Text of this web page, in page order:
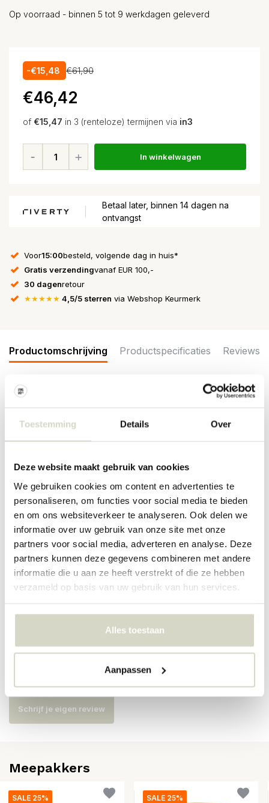
Toestemming Details Over
Deze website maakt gebruik van cookies
We gebruiken cookies om content en advertenties te
personaliseren, om functies voor social media te bieden
en om ons websiteverkeer te analyseren. Ook delen we
informatie over uw gebruik van onze site met onze
partners voor social media, adverteren en analyse. Deze
partners kunnen deze gegevens combineren met andere
informatie die u aan ze heeft verstrekt of die ze hebben
verzameld op basis van uw gebruik van hun services.
Alles toestaan
Aanpassen
Op voorraad - binnen 5 tot 9 werkdagen geleverd
-€15,48 €61,90
€46,42
of €15,47 in 3 (renteloze) termijnen via in3
In winkelwagen
Betaal later, binnen 14 dagen na
ontvangst
Voor15:00besteld, volgende dag in huis*
Gratis verzendingvanaf EUR 100,-
30 dagenretour
★★★★★ 4,5/5 sterren via Webshop Keurmerk
Productomschrijving Productspecificaties Reviews
De Bloomingville Colleen bloempot is gemaakt van aardewerk met
ruwe textuur zorgen voor een organische uitstraling. Afmeting
Materiaal: aardewerk
Overige: per item kunnen er verschillen zijn
PRODUCTSPECIFICATIES
SKU 82072622
Reviews
Schrijf je eigen review
Meepakkers
SALE 25% SALE 25%